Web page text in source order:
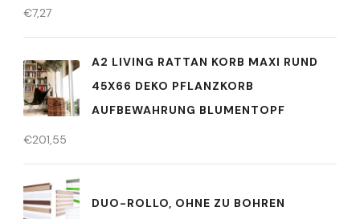
€7,27
A2 LIVING RATTAN KORB MAXI RUND
45X66 DEKO PFLANZKORB
AUFBEWAHRUNG BLUMENTOPF
€201,55
DUO-ROLLO, OHNE ZU BOHREN